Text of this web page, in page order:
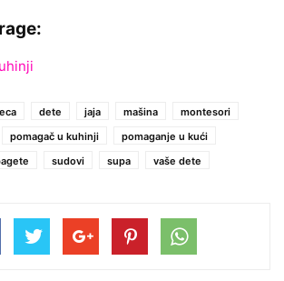
dete jaja mašina
montesori
pomagač u kuhinji
pomaganje u kući
sudovi supa vaše dete